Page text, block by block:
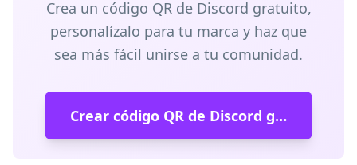
Crea un código QR de Discord gratuito,
personalízalo para tu marca y haz que
sea más fácil unirse a tu comunidad.
Crear código QR de Discord gratuito